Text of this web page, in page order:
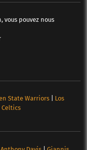
vous pouvez nous
State Warriors| Los
Celtics